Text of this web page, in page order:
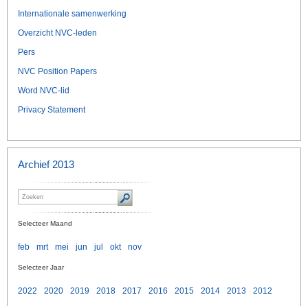
Internationale samenwerking
Overzicht NVC-leden
Pers
NVC Position Papers
Word NVC-lid
Privacy Statement
Archief 2013
Selecteer Maand
feb mrt mei jun jul okt nov
Selecteer Jaar
2022 2020 2019 2018 2017 2016 2015 2014 2013 2012